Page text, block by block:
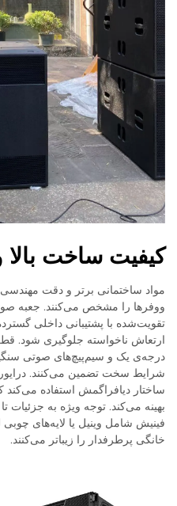
کیفیت ساخت بالا
مواد ساختمانی برتر و دقت
ووفرها را مشخص می‌کنند. جعبه
تقویت‌شده با پشتیبانی داخلی
ارتعاش ناخواسته جلوگیری شود.
درجه‌ی یک و سیم‌پیچ‌های صوتی
شرایط سخت تضمین می‌کنند. درایور
ساختار دیافراگمش استفاده
بهینه می‌کند. توجه ویژه به جزئیات
فینیش شامل وینیل یا لایه‌های
خانگی پرطرفدار را زیباتر می‌کنند.